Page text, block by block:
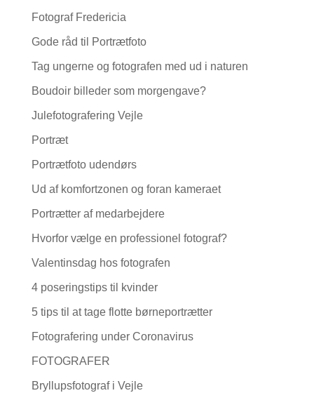
Fotograf Fredericia
Gode råd til Portrætfoto
Tag ungerne og fotografen med ud i naturen
Boudoir billeder som morgengave?
Julefotografering Vejle
Portræt
Portrætfoto udendørs
Ud af komfortzonen og foran kameraet
Portrætter af medarbejdere
Hvorfor vælge en professionel fotograf?
Valentinsdag hos fotografen
4 poseringstips til kvinder
5 tips til at tage flotte børneportrætter
Fotografering under Coronavirus
FOTOGRAFER
Bryllupsfotograf i Vejle